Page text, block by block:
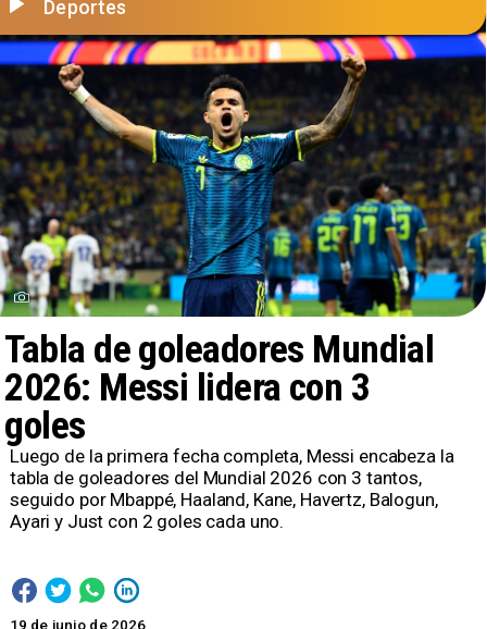
Tabla de goleadores Mundial
2026: Messi lidera con 3
goles
Deportes
19 de junio de 2026
Luego de la primera fecha completa, Messi encabeza la
tabla de goleadores del Mundial 2026 con 3 tantos,
seguido por Mbappé, Haaland, Kane, Havertz, Balogun,
Ayari y Just con 2 goles cada uno.